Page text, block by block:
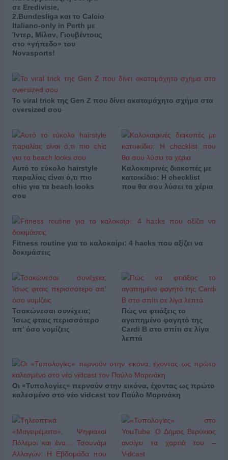
σε Eredivisie,
2.Bundesliga και το Calcio
Italiano-only in Perth με
Ίντερ, Μίλαν, Γιουβέντους
στο «γήπεδο» του
Novasports!
Το viral trick της Gen Z που δίνει ακαταμάχητο σχήμα στα
oversized σου
Αυτό το εύκολο hairstyle
παραλίας είναι ό,τι πιο
chic για τα beach looks
σου
Καλοκαιρινές διακοπές με
κατοικίδιο: Η checklist
που θα σου λύσει τα χέρια
Fitness routine για το καλοκαίρι: 4 hacks που αξίζει να
δοκιμάσεις
Τσακώνεσαι συνέχεια;
Ίσως φταις περισσότερο
απ’ όσο νομίζεις
Πώς να φτιάξεις το
αγαπημένο φαγητό της
Cardi B στο σπίτι σε λίγα
λεπτά
Οι «Τυπολογίες» περνούν στην εικόνα, έχοντας ως πρώτο
καλεσμένο στο νέο vidcast τον Παύλο Μαρινάκη